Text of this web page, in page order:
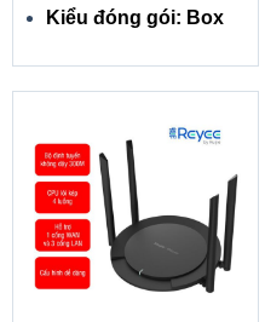
Kiểu đóng gói: Box